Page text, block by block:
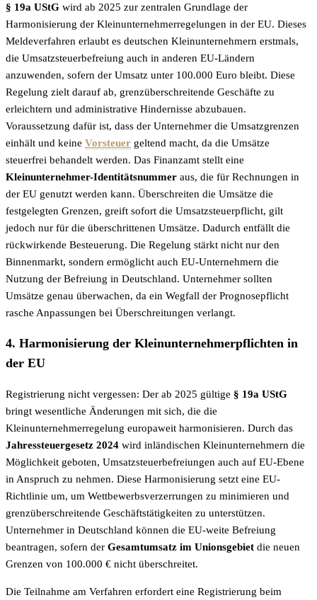
§ 19a UStG wird ab 2025 zur zentralen Grundlage der
Harmonisierung der Kleinunternehmerregelungen in der EU. Dieses
Meldeverfahren erlaubt es deutschen Kleinunternehmern erstmals,
die Umsatzsteuerbefreiung auch in anderen EU-Ländern
anzuwenden, sofern der Umsatz unter 100.000 Euro bleibt. Diese
Regelung zielt darauf ab, grenzüberschreitende Geschäfte zu
erleichtern und administrative Hindernisse abzubauen.
Voraussetzung dafür ist, dass der Unternehmer die Umsatzgrenzen
einhält und keine Vorsteuer geltend macht, da die Umsätze
steuerfrei behandelt werden. Das Finanzamt stellt eine
Kleinunternehmer-Identitätsnummer aus, die für Rechnungen in
der EU genutzt werden kann. Überschreiten die Umsätze die
festgelegten Grenzen, greift sofort die Umsatzsteuerpflicht, gilt
jedoch nur für die überschrittenen Umsätze. Dadurch entfällt die
rückwirkende Besteuerung. Die Regelung stärkt nicht nur den
Binnenmarkt, sondern ermöglicht auch EU-Unternehmern die
Nutzung der Befreiung in Deutschland. Unternehmer sollten
Umsätze genau überwachen, da ein Wegfall der Prognosepflicht
rasche Anpassungen bei Überschreitungen verlangt.
4. Harmonisierung der Kleinunternehmerpflichten in
der EU
Registrierung nicht vergessen: Der ab 2025 gültige § 19a UStG
bringt wesentliche Änderungen mit sich, die die
Kleinunternehmerregelung europaweit harmonisieren. Durch das
Jahressteuergesetz 2024 wird inländischen Kleinunternehmern die
Möglichkeit geboten, Umsatzsteuerbefreiungen auch auf EU-Ebene
in Anspruch zu nehmen. Diese Harmonisierung setzt eine EU-
Richtlinie um, um Wettbewerbsverzerrungen zu minimieren und
grenzüberschreitende Geschäftstätigkeiten zu unterstützen.
Unternehmer in Deutschland können die EU-weite Befreiung
beantragen, sofern der Gesamtumsatz im Unionsgebiet die neuen
Grenzen von 100.000 € nicht überschreitet.
Die Teilnahme am Verfahren erfordert eine Registrierung beim